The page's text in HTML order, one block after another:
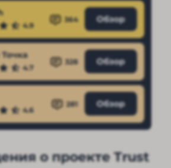
4.9
364 Обзор
4.7
328 Обзор
4.6
281 Обзор
о проекте Trust